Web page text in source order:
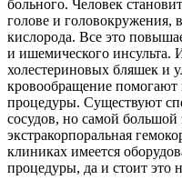
больного. Человек
голове и головокружения,
кислорода. Все это
и ишемического инсульта.
холестериновых бляшек и
кровообращение
процедуры. Существуют
сосудов, но самой
экстракорпоральная
клиниках имеется
процедуры, да и стоит это